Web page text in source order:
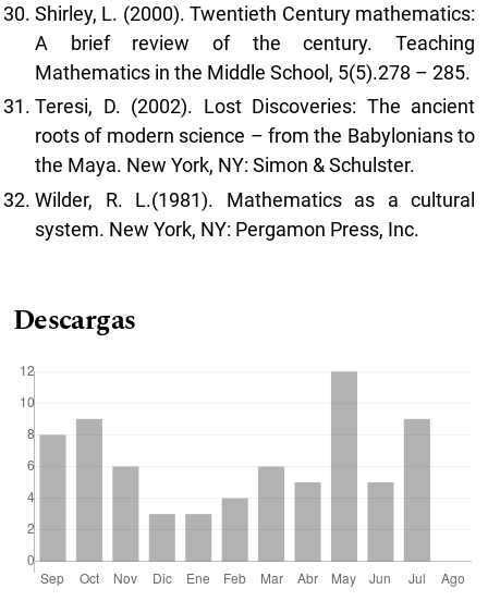
Shirley, L. (2000). Twentieth Century mathematics:
A brief review of the century. Teaching
Mathematics in the Middle School, 5(5).278 – 285.
Teresi, D. (2002). Lost Discoveries: The ancient
roots of modern science – from the Babylonians to
the Maya. New York, NY: Simon & Schulster.
Wilder, R. L.(1981). Mathematics as a cultural
system. New York, NY: Pergamon Press, Inc.
Descargas